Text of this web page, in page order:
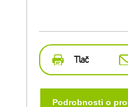
Tlač
Podrobnosti o